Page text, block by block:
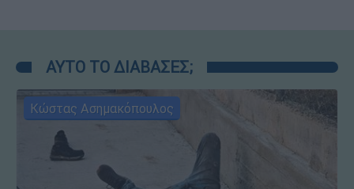
ΑΥΤΟ ΤΟ ΔΙΑΒΑΣΕΣ;
Κώστας Ασημακόπουλος